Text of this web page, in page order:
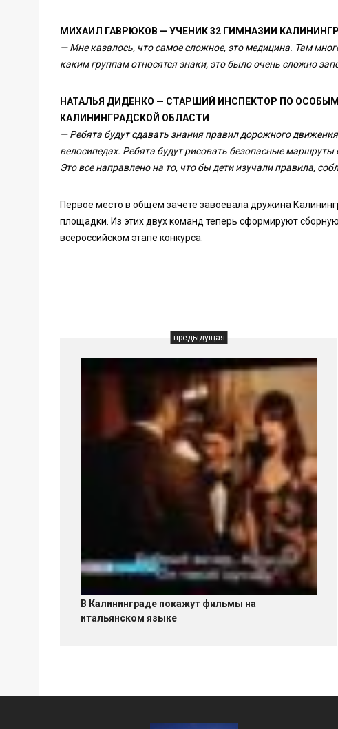
МИХАИЛ ГАВРЮКОВ — УЧЕНИК 32 ГИМНАЗИИ
— Мне казалось, что самое сложное, это медицина. Там
каким группам относятся знаки, это было очень сложно
НАТАЛЬЯ ДИДЕНКО — СТАРШИЙ ИНСПЕКТОР ПО
КАЛИНИНГРАДСКОЙ ОБЛАСТИ
— Ребята будут сдавать знания правил дорожного
велосипедах. Ребята будут рисовать безопасные
Это все направлено на то, что бы дети изучали правила,
Первое место в общем зачете завоевала дружина
площадки. Из этих двух команд теперь сформируют
всероссийском этапе конкурса.
предыдущая
В Калининграде покажут фильмы на
итальянском языке